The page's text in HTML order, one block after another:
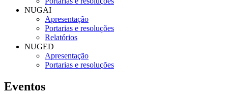
NUGAI
Apresentação
Portarias e resoluções
Relatórios
NUGED
Apresentação
Portarias e resoluções
Eventos